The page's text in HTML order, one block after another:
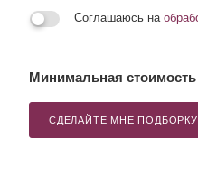
Соглашаюсь на
Минимальная стоимость
СДЕЛАЙТЕ МНЕ ПОДБОРКУ